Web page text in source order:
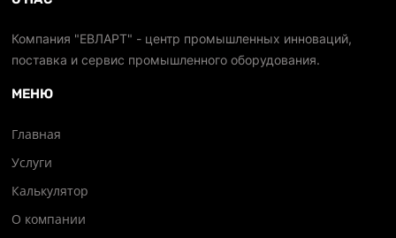
Компания "ЕВЛАРТ" - центр промышленных инноваций,
поставка и сервис промышленного оборудования.
МЕНЮ
Главная
Услуги
Калькулятор
О компании